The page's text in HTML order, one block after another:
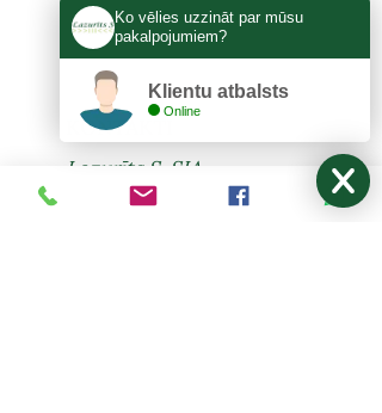
KONTAKTI
Lazurīts S, SIA
Ko vēlies uzzināt par mūsu
pakalpojumiem?
Klientu atbalsts
Online